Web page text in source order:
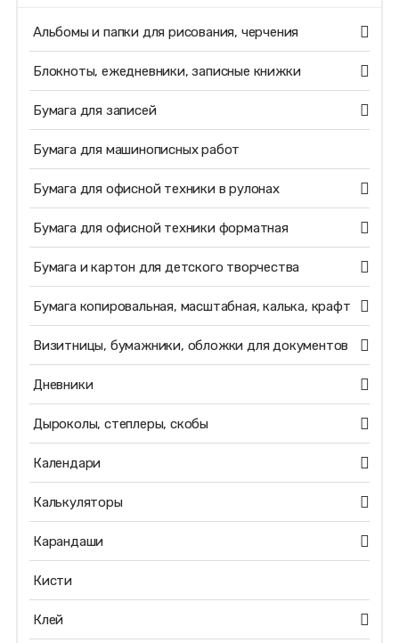
Альбомы и папки для рисования, черчения
Блокноты, ежедневники, записные книжки
Бумага для записей
Бумага для машинописных работ
Бумага для офисной техники в рулонах
Бумага для офисной техники форматная
Бумага и картон для детского творчества
Бумага копировальная, масштабная, калька, крафт
Визитницы, бумажники, обложки для документов
Дневники
Дыроколы, степлеры, скобы
Календари
Калькуляторы
Карандаши
Кисти
Клей